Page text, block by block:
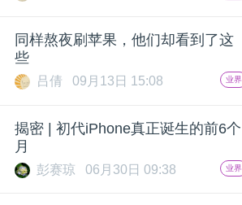
同样熬夜刷苹果，他们却看到了这
些
吕倩 09月13日 15:08 业界
揭密 | 初代iPhone真正诞生的前6个
月
彭赛琼 06月30日 09:38 业界